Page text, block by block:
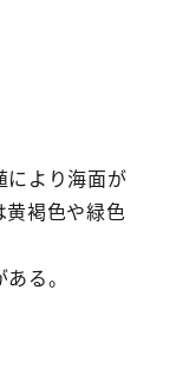
により海面が
黄褐色や緑色
る。